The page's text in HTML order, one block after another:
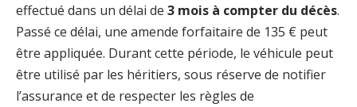
effectué dans un délai de 3 mois à compter du décès.
Passé ce délai, une amende forfaitaire de 135 € peut
être appliquée. Durant cette période, le véhicule peut
être utilisé par les héritiers, sous réserve de notifier
l’assurance et de respecter les règles de